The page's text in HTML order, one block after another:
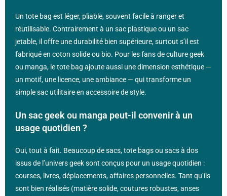
Un tote bag est léger, pliable, souvent facile à ranger et
réutilisable. Contrairement à un sac plastique ou un sac
jetable, il offre une durabilité bien supérieure, surtout s’il est
fabriqué en coton solide ou bio. Pour les fans de culture geek
ou manga, le tote bag ajoute aussi une dimension esthétique —
un motif, une licence, une ambiance — qui transforme un
simple sac utilitaire en accessoire de style.
Un sac geek ou manga peut-il convenir à un
usage quotidien ?
Oui, tout à fait. Beaucoup de sacs, tote bags ou sacs à dos
issus de l’univers geek sont conçus pour un usage quotidien :
courses, livres, déplacements, affaires personnelles. Tant qu’ils
sont bien réalisés (matière solide, coutures robustes, anses